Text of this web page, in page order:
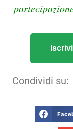
Condividi su: